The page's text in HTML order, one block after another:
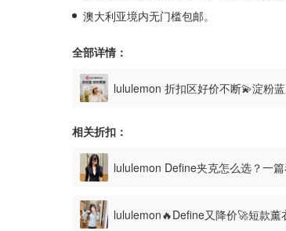
澳大利亚境内无门槛包邮。
全部详情：
lululemon 折扣区好价不断💫淀粉
相关折扣：
lululemon Define夹克怎么选？一
lululemon🔥Define又降价🚀短款